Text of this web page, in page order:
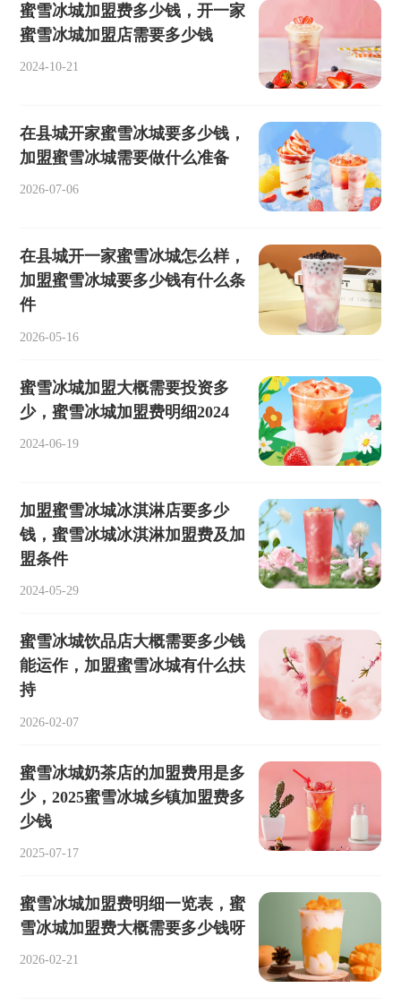
蜜雪冰城加盟费多少钱，开一家
蜜雪冰城加盟店需要多少钱
2024-10-21
在县城开家蜜雪冰城要多少钱，
加盟蜜雪冰城需要做什么准备
2026-07-06
在县城开一家蜜雪冰城怎么样，
加盟蜜雪冰城要多少钱有什么条
件
2026-05-16
蜜雪冰城加盟大概需要投资多
少，蜜雪冰城加盟费明细2024
2024-06-19
加盟蜜雪冰城冰淇淋店要多少
钱，蜜雪冰城冰淇淋加盟费及加
盟条件
2024-05-29
蜜雪冰城饮品店大概需要多少钱
能运作，加盟蜜雪冰城有什么扶
持
2026-02-07
蜜雪冰城奶茶店的加盟费用是多
少，2025蜜雪冰城乡镇加盟费多
少钱
2025-07-17
蜜雪冰城加盟费明细一览表，蜜
雪冰城加盟费大概需要多少钱呀
2026-02-21